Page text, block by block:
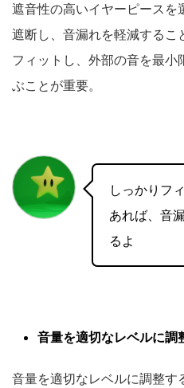
遮音性の高いイヤーピースを
遮断し、音漏れを軽減するこ
フィットし、外部の音を最
ぶことが重要。
しっかりフ
あれば、音
るよ
音量を適切なレベルに調
音量を適切なレベルに調整す